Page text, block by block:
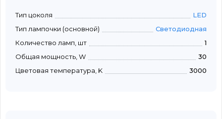
Тип цоколя
LED
Тип лампочки (основной)
Светодиодная
Количество ламп, шт
1
Общая мощность, W
30
Цветовая температура, K
3000